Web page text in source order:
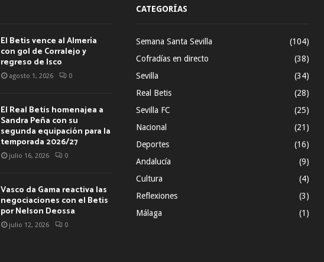
El Betis vence al Almería
con gol de Corralejo y
regreso de Isco
agosto 1, 2026 0
El Real Betis homenajea a
Sandra Peña con su
segunda equipación para la
temporada 2026/27
julio 16, 2026 0
Vasco da Gama reactiva las
negociaciones con el Betis
por Nelson Deossa
julio 12, 2026 0
CATEGORÍAS
Semana Santa Sevilla
(104)
Cofradías en directo
(38)
Sevilla
(34)
Real Betis
(28)
Sevilla FC
(25)
Nacional
(21)
Deportes
(16)
Andalucía
(9)
Cultura
(4)
Reflexiones
(3)
Málaga
(1)